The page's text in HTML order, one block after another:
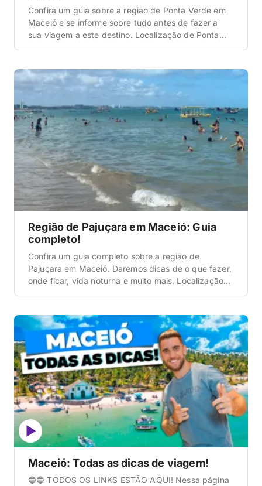
Confira um guia sobre a região de Ponta Verde em
Maceió e se informe sobre tudo antes de fazer a
sua viagem a este destino. Localização de Ponta
cidade de Maceió. E, para saber sobre isso é muito
[…]
Região de Pajuçara em Maceió: Guia
completo!
Confira um guia completo sobre a região de
Pajuçara em Maceió. Daremos dicas de o que fazer,
onde ficar, vida noturna e muito mais. Localização
de Pajuçara em Maceió Antes de tudo, é importante
na cidade de Maceió. E, para saber sobre isso é
muito simples. Regiões […]
Maceió: Todas as dicas de viagem!
🔵🔵 TODOS OS LINKS ESTÃO AQUI! Nessa página